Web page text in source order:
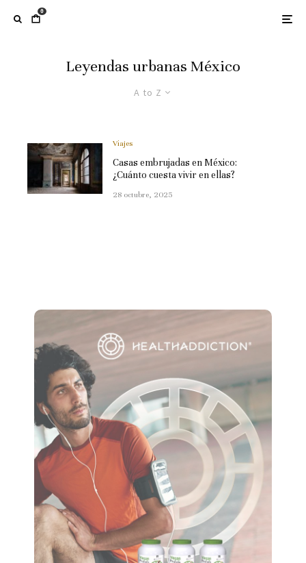
0
Leyendas urbanas México
A to Z
Viajes
Casas embrujadas en México:
¿Cuánto cuesta vivir en ellas?
28 octubre, 2025